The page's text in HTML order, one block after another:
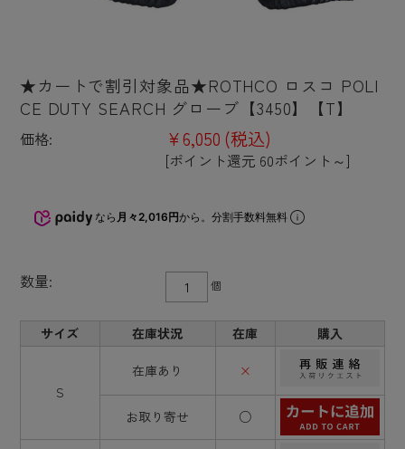
★カートで割引対象品★ROTHCO ロスコ POLI
CE DUTY SEARCH グローブ【3450】【T】
価格: ¥6,050 (税込)
[ポイント還元 60ポイント～]
なら 月々2,016円から。分割手数料無料
数量: 個
サイズ 在庫状況 在庫 購入
S
在庫あり ×
お取り寄せ ○